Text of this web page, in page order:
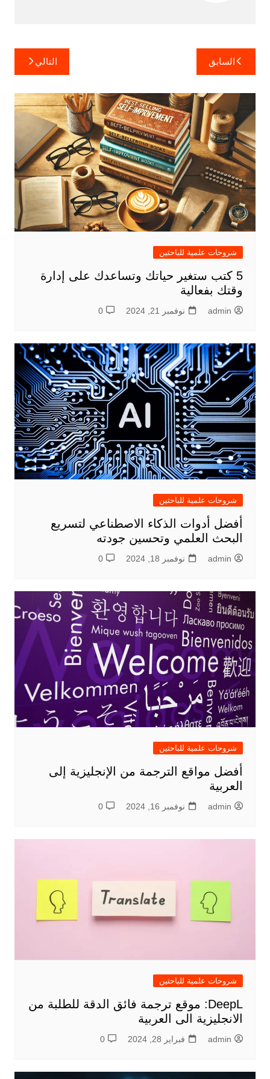
تصفّح
المقالات
السابق التالي
شروحات علمية للباحثين
5 كتب ستغير حياتك وتساعدك على إدارة
وقتك بفعالية
admin نوفمبر 21, 2024 0
شروحات علمية للباحثين
أفضل أدوات الذكاء الاصطناعي لتسريع
البحث العلمي وتحسين جودته
admin نوفمبر 18, 2024 0
شروحات علمية للباحثين
أفضل مواقع الترجمة من الإنجليزية إلى
العربية
admin نوفمبر 16, 2024 0
شروحات علمية للباحثين
DeepL: موقع ترجمة فائق الدقة للطلبة من
الانجليزية الى العربية
admin فبراير 28, 2024 0